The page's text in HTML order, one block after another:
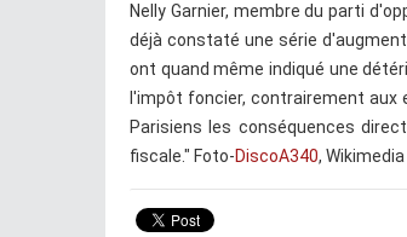
Nelly Garnier, membre du parti
déjà constaté une série
ont quand même indiqué une
l'impôt foncier, contrairement
Parisiens les conséquences
fiscale." Foto-DiscoA340,